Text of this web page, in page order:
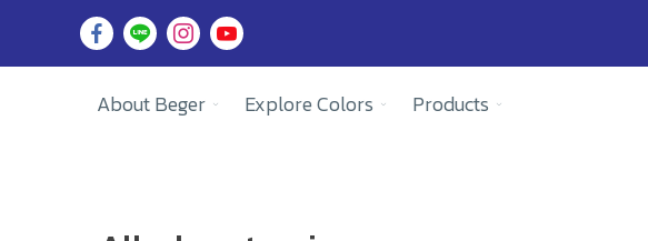
About Beger Explore Colors Products